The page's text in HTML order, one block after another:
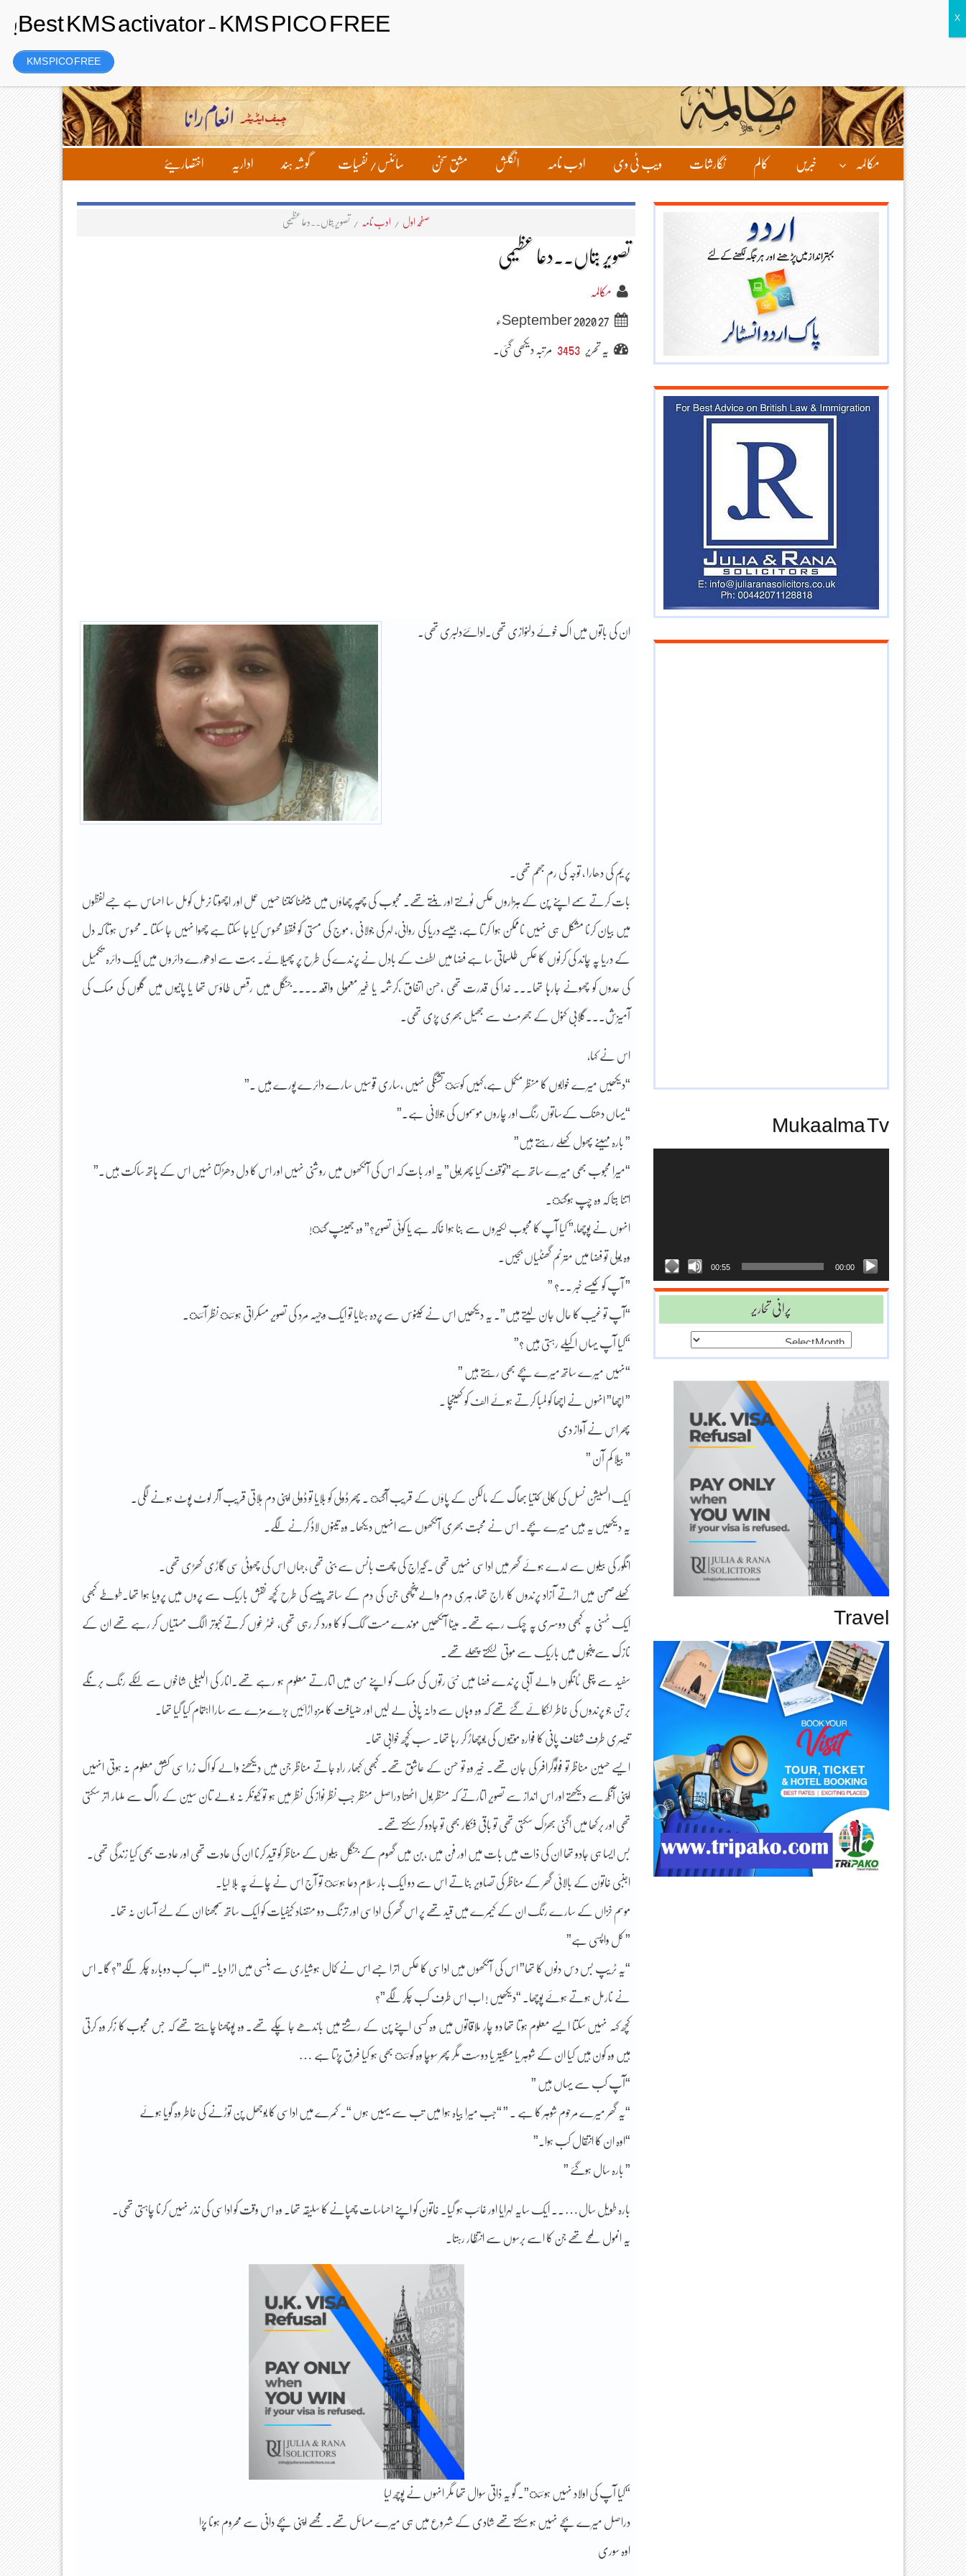
Saturday، 8 August 2026ء
مکالمہ خبریں کالم نگارشات ویب ٹی وی ادب نامہ انگلش مشق سخن سائنس/ نفسیات گوشہ ہند اداریہ اختصاریئے
صفحہ اول / ادب نامہ / تصویرِ بتاں۔۔دعا عظیمی
تصویرِ بتاں۔۔دعا عظیمی
مکالمہ
27 September 2020ء
یہ تحریر 3453 مرتبہ دیکھی گئی۔
ان کی باتوں میں اک خوئے دلنوازی تھی۔ادائۓدلبری تھی۔
پریم کی دھارا , توجہ کی رم جھم تھی۔
بات کرتے سمے اپنے پن کے ہزاروں عکس ٹوٹتے اور بنتے تھے۔ محبوب کی چھپر چھاؤں میں بیٹھنا کتنا حسیں عمل اور اچھوتا نرمل کومل سا احساس ہے جسےلفظوں
میں بیان کرنا مشکل ہی نہیں ناممکن ہوا کرتا ہے, جیسے دریا کی روانی، لہر کی جولانی ، موج کی مستی کو فقط محسوس کیا جا سکتا ہے چھوا نہیں جا سکتا . محسوس ہوتا کہ دل
کے دریا پہ چاند کی کرنوں کا عکس طلسماتی سا ہے فضا میں لطف کے بادل نے پرندے کی طرح پر پھیلائے۔ بہت سے ادھورے دائروں میں ایک دائرہ تکمیل
کی حدوں کو چھونے جارہا تھا۔۔۔ خدا کی قدرت تھی ،حسن اتفاق ،کرشمہ یا غیر معمولی واقعہ۔۔۔۔جنگل میں رقص طاؤس تھا یا پانیوں میں گلوں کی مہک کی
آمیزش۔۔۔گلابی کنول کے جھرمٹ سے جھیل بھری پڑی تھی.
اس نے کہا,
“دیکھیں میرے خوابوں کا منظر مکمل ہے,کہیں کوئئ تشنگی نہیں ,ساری قوسیں سارے دائرے پورے ہیں ۔”
“یہاں دھنک کےساتوں رنگ اور چاروں موسموں کی جولانی ہے.”
” بارہ مہینے پھول کھلے رہتے ہیں”
“میرا محبوب بھی میرے ساتھ ہے”توقف کیا پھر بولی” یہ اور بات کہ اس کی آنکھوں میں روشنی نہیں اور اس کا دل دھڑکتا نہیں اس کے ہاتھ ساکت ہیں.”
اتنا بتا کہ وہ چپ ہوگئ.
انہوں نے پوچھا,” کیا آپ کا محبوب لکیروں سے بنا ہوا خاکہ ہے یا کوئی تصویر؟” وہ جھینپ گئ!
وہ بولی تو فضا میں مترنم گھنٹیاں بجیں.
” آپ کو کیسے خبر ۔۔؟ ”
“آپ تو غیب کا حال جان لیتے ہیں”۔ یہ دیکھیں اس نے کینوس سے پردہ ہٹایا تو ایک وجیہہ مرد کی تصویر مسکراتی ہوئئ نظر آئئ.
“کیا آپ یہاں اکیلے رہتی ہیں ؟”
“نہیں میرے ساتھ میرے بچے بھی رہتے ہیں ”
” اچھا” انہوں نے اچھا کو لمبا کرتے ہوئے الف کو کھینچا .
پھر اس نے آواز دی
” بیلا کم آن ”
ایک السیشن نسل کی کالی کتیا بھاگ کے مالکن کے پاؤں کے قریب آگئ ۔ پھر ڈولی کو بلایا تو ڈولی اپنی دم ہلاتی قریب آکر لوٹ پوٹ ہونے لگی.
یہ دیکھیں یہ ہیں میرے بچے۔ اس نے محبت بھری آنکھوں سے انہیں دیکھا. وہ تینوں لاڈ کرنے لگے۔
انگور کی بیلوں سے لدے ہوئے گھر میں اداسی نہیں تھی .گیراج کی چھت بانس سے بنی تھی ,جہاں اس کی چھوٹی سی گاڑی کھڑی تھی۔
کھلےصحن میں اڑتے آزاد پرندوں کا راج تھا، ہری دم والے پنچھی جن کی دم کے ساتھ پیسے کی طرح کچھ نقش باریک سے پروں میں پرویا ہوا تھا.طوطے کبھی
ایک ٹہنی پہ کبھی دوسری پہ چہک رہے تھے. مینا آنکھیں موندے مست کک کو کا ورد کر رہی تھی، غٹر غوں کرتے کبوتر الگ مستیاں کر رہے تھے ان کے
نازک سے پنجوں میں باریک سے موتی لٹکتے چھلے تھے.
سفید سے پتلی ٹانگوں والے آبی پرندے فضا میں نئی رتوں کی مہک کو اپنے من میں اتارتے معلوم ہو رہے تھے۔انار کی البیلی شاخوں سے لٹکے رنگ برنگے
برتن جو پرندوں کی خاطر لٹکائے گئے تھے کہ وہ وہاں سے دانہ پانی لے لیں اور ضیافت کا مزہ اڑائیں بڑے مزے سے سارا اہتمام کیا گیا تھا.
تیسری طرف شفاف پانی کا فوارہ موتیوں کی بوچھاڑ کر رہا تھا۔ سب کچھ خوابی تھا۔
ایسے حسین مناظر تو فوٹوگرافر کی جان تھے۔ خیر وہ تو حسن کے عاشق تھے۔ کبھی کبھار راہ جاتے مناظر جن میں دیکھنے والے کو اک زرا سی کشش معلوم نہ ہوتی انہیں
اپنی آنکھ سے دیکھتے اور اس انداز سے تصویر اتارتے کہ منظر بول اٹھتا دراصل منظر جب نظر نواز کی نظر میں ہو تو کیونکر نہ بولے تان سین کے راگ سے ملہار اتر سکتی
تھی اور برکھا میں اگنی بھڑک سکتی تھی تو باقی فنکار بھی تو جادو کر سکتے تھے۔
بس ایسا ہی جادو تھا ان کی ذات میں بات میں اور فن میں ,بن میں گھوم کے جنگل بیلوں کے مناظر کو قید کرنا ان کی عادت تھی اور عادت بھی کیا زندگی تھی۔
اجنبی خاتون کے بالائی گھر کے مناظر کی تصاویر بناتے اس سے دو ایک بار سلام دعا ہوئئ تو آج اس نے چائے پہ بلا لیا۔
موسم خزاں کے سارے رنگ ان کے کیمرے میں قید تھے پر اس گھر کی اداسی اور ترنگ دو متضاد کیفیات کو ایک ساتھ سمجھنا ان کے لئے آسان نہ تھا۔
” کل واپسی ہے”
“یہ ٹریپ بس دس دنوں کا تھا” اس کی آنکھوں میں اداسی کا عکس اترا جسے اس نے کمال ہوشیاری سے ہنسی میں اڑا دیا۔ “اب کب دوبارہ چکر لگے”؟ گا۔ اس
نے نارمل ہوتے ہوئے پوچھا۔ “دیکھیں ! اب اس طرف کب چکر لگے”؟
کچھ کہہ نہیں سکتا ایسے معلوم ہوتا تھا دو چار ملاقاتوں میں وہ کسی اپنے پن کے رشتے میں باندھے جا چکے تھے۔ وہ پوچھنا چاہتے تھے کہ جس محبوب کا زکر وہ کرتی
ہیں وہ کون ہیں کیا ان کے شوہر یا منگیتر یا دوست مگر پھر سوچا وہ کوئئ بھی ہو کیا فرق پڑتا ہے …
“آپ کب سے یہاں ہیں ”
“یہ گھر میرے مرحوم شوہر کا ہے ۔ ” “جب میرا بیاہ ہوا میں تب سے یہیں ہوں “۔ کمرے میں اداسی کا بوجھل پن توڑنے کی خاطر وہ گویا ہوئے
“اوہ ان کا انتقال کب ہوا۔”
” بارہ سال ہوگئے ”
بارہ طویل سال….. ایک سایہ لہرایا اور غائب ہو گیا. خاتون کو اپنے احساسات چھپانے کا سلیقہ تھا. وہ اس وقت کو اداسی کی نذر نہیں کرنا چاہتی تھی.
یہ انمول لمحے تھے جن کا اسے برسوں سے انتظار رہتا.
“کیا آپ کی اولاد نہیں ہوئئ”. گو یہ ذاتی سوال تھا مگر انہوں نے پوچھ لیا
دراصل میرے بچے نہیں ہو سکتے تھے شادی کے شروع میں ہی میرے مسائل تھے۔ مجھے اپنی بچے دانی سے محروم ہونا پڑا
اوہ سوری
Mukaalma Tv
00:00
00:55
پرانی تحاریر
Travel
KMS PICO FREE